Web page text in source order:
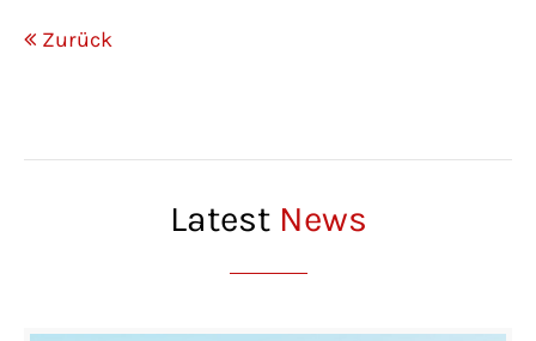
Zurück
Latest News